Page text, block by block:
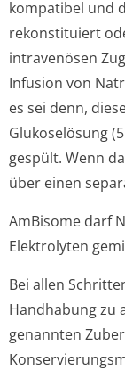
kompatibel und
rekonstituiert
intravenösen
Infusion von
es sei denn,
Glukoselösung
gespült. Wenn
über einen
AmBisome darf
Elektrolyten
Bei allen
Handhabung zu
genannten